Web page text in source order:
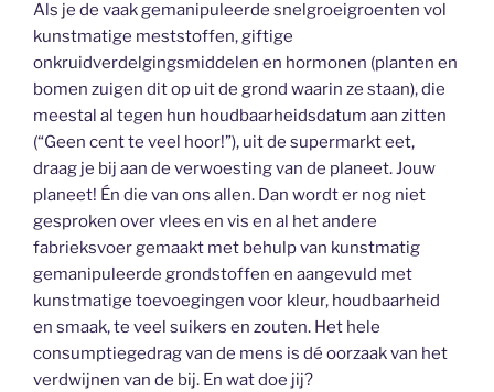
Als je de vaak gemanipuleerde snelgroeigroenten vol
kunstmatige meststoffen, giftige
onkruidverdelgingsmiddelen en hormonen (planten en
bomen zuigen dit op uit de grond waarin ze staan), die
meestal al tegen hun houdbaarheidsdatum aan zitten
(“Geen cent te veel hoor!”), uit de supermarkt eet,
draag je bij aan de verwoesting van de planeet. Jouw
planeet! Én die van ons allen. Dan wordt er nog niet
gesproken over vlees en vis en al het andere
fabrieksvoer gemaakt met behulp van kunstmatig
gemanipuleerde grondstoffen en aangevuld met
kunstmatige toevoegingen voor kleur, houdbaarheid
en smaak, te veel suikers en zouten. Het hele
consumptiegedrag van de mens is dé oorzaak van het
verdwijnen van de bij. En wat doe jij?